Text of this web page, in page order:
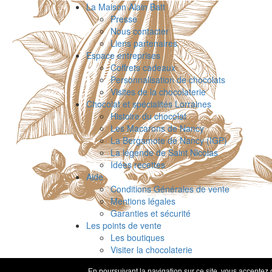
La Maison Alain Batt
Presse
Nous contacter
Liens partenaires
Espace entreprises
Coffrets cadeaux
Personnalisation de chocolats
Visites de la chocolaterie
Chocolat et spécialités Lorraines
Histoire du chocolat
Les Macarons de Nancy
La Bergamote de Nancy (IGP)
La légende de Saint Nicolas
Idées recettes
Aide
Conditions Générales de vente
Mentions légales
Garanties et sécurité
Les points de vente
Les boutiques
Visiter la chocolaterie
Parrainage & fidélité